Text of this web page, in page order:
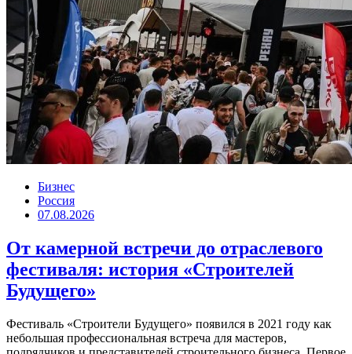
Бизнес
Россия
07.08.2026
От камерной встречи до отраслевого
фестиваля: история «Строителей
Будущего»
Фестиваль «Строители Будущего» появился в 2021 году как
небольшая профессиональная встреча для мастеров,